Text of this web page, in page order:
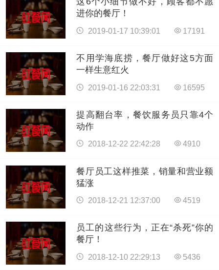
进你的餐厅！
2019-01-17 10:39:01 17191
不用学海底捞，餐厅做好这5方面
一样生意红火
2019-01-16 22:03:31 16595
提高翻台率，餐饮服务员只靠4个
动作
2018-12-22 22:42:28 4910
餐厅员工这样推菜，销量和营业额
猛涨
2018-12-21 12:37:00 4519
员工的这些行为，正在“杀死”你的
餐厅！
2018-12-10 22:29:13 5436